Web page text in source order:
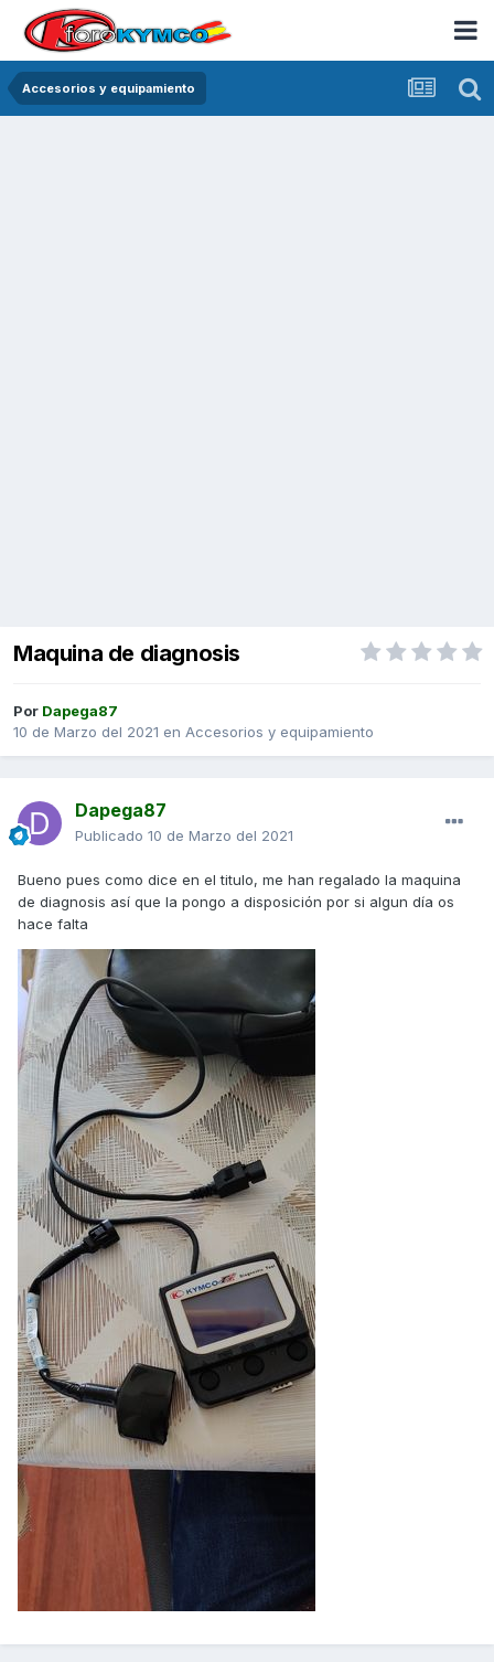
Accesorios y equipamiento
Maquina de diagnosis
Por Dapega87
10 de Marzo del 2021 en Accesorios y equipamiento
Dapega87
Publicado 10 de Marzo del 2021
Bueno pues como dice en el titulo, me han regalado la maquina
de diagnosis así que la pongo a disposición por si algun día os
hace falta